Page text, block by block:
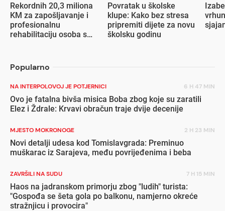
Rekordnih 20,3 miliona
KM za zapošljavanje i
profesionalnu
rehabilitaciju osoba s
Povratak u školske
klupe: Kako bez stresa
pripremiti dijete za novu
školsku godinu
Popularno
NA INTERPOLOVOJ JE POTJERNICI 6 H 47 MIN
Ovo je fatalna bivša misica Boba zbog koje su zaratili
Elez i Ždrale: Krvavi obračun traje dvije decenije
MJESTO MOKRONOGE 2 H 23 MIN
Novi detalji udesa kod Tomislavgrada: Preminuo
muškarac iz Sarajeva, među povrijeđenima i beba
ZAVRŠILI NA SUDU 7 H 15 MIN
Haos na jadranskom primorju zbog "ludih" turista:
"Gospođa se šeta gola po balkonu, namjerno okreće
stražnjicu i provocira"